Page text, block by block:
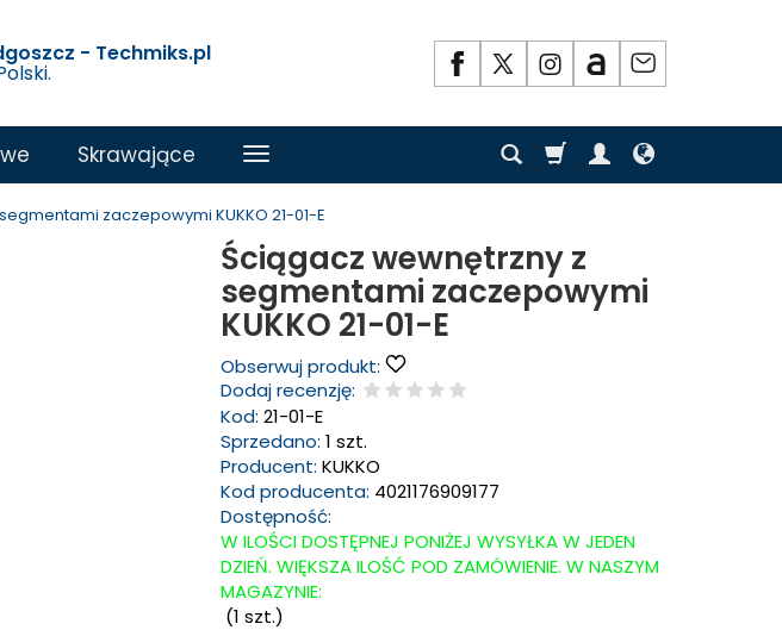
- Techmiks.pl
Skrawające
zaczepowymi KUKKO 21-01-E
Ściągacz wewnętrzny z
segmentami zaczepowymi
KUKKO 21-01-E
Obserwuj produkt:
Dodaj recenzję:
Kod: 21-01-E
Sprzedano: 1 szt.
Producent: KUKKO
Kod producenta: 4021176909177
Dostępność:
W ILOŚCI DOSTĘPNEJ PONIŻEJ WYSYŁKA W JEDEN
DZIEŃ. WIĘKSZA ILOŚĆ POD ZAMÓWIENIE. W NASZYM
MAGAZYNIE:
(1 szt.)